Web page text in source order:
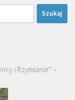
i Rzymianie” –